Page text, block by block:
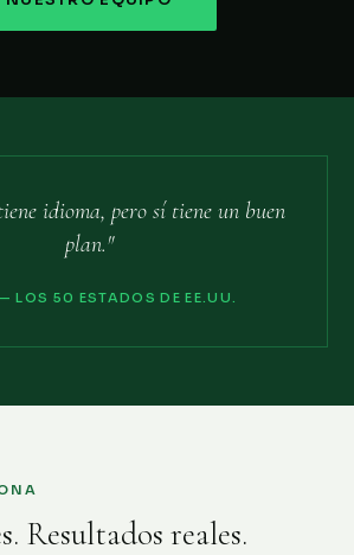
idioma, pero sí tiene un buen
plan."
LOS 50 ESTADOS DE EE.UU.
Resultados reales.